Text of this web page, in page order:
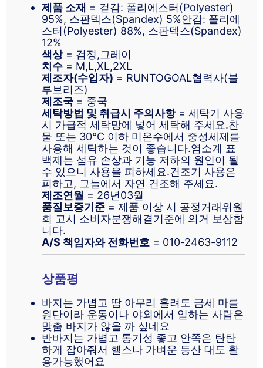
제품 소재 = 겉감: 폴리에스터(Polyester)
95%, 스판덱스(Spandex) 5%안감: 폴리에
스터(Polyester) 88%, 스판덱스(Spandex)
12%
색상= 검정,그레이
치수 = M,L,XL,2XL
제조자(수입자) = RUNTOGOAL협력사(블
루브리즈)
제조국 = 중국
세탁방법 및 취급시 주의사항= 세탁기 사용
시 가급적 세탁망에 넣어 세탁해 주세요.찬
물 또는 30°C 이하 미온수에서 중성세제를
사용해 세탁하는 것이 좋습니다.염소계 표
백제는 섬유 손상과 기능 저하의 원인이 될
수 있으니 사용을 피하세요.건조기 사용은
피하고, 그늘에서 자연 건조해 주세요.
제조연월 = 26년03월
품질보증기준 = 제품 이상 시 공정거래위원
회 고시 소비자분쟁해결기준에 의거 보상합
니다.
A/S 책임자와 전화번호 = 010-2463-9112
상품평
바지는 가볍고 땀 아무리 흘려도 금세 마를
원단이라 운동이나 야외에서 일하는 사람은
맞춤 바지가 않을 까 싶네요
반바지는 가볍고 통기성 좋고 안쪽은 탄탄
하게 잡아줘서 헬스나 가벼운 등산 대도 활
용가능했어요